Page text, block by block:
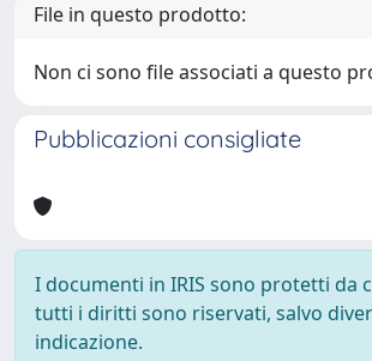
File in questo prodotto:
Non ci sono file associati a questo
Pubblicazioni consigliate
I documenti in IRIS sono protetti da
tutti i diritti sono riservati, salvo
indicazione.